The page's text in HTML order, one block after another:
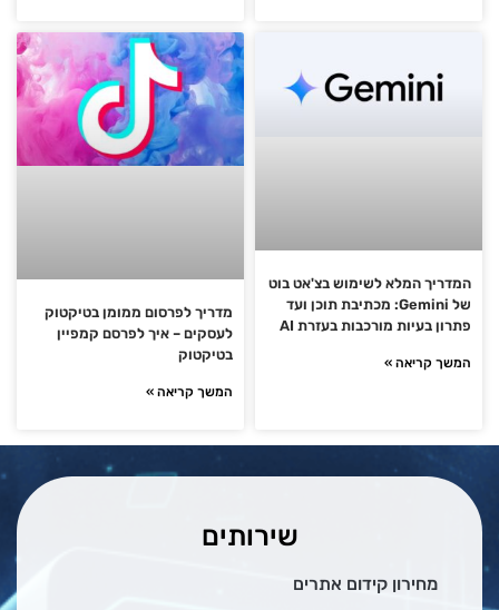
המדריך המלא לשימוש בצ'אט בוט
של Gemini: מכתיבת תוכן ועד
פתרון בעיות מורכבות בעזרת AI
המשך קריאה »
מדריך לפרסום ממומן בטיקטוק
לעסקים – איך לפרסם קמפיין
בטיקטוק
המשך קריאה »
שירותים
מחירון קידום אתרים